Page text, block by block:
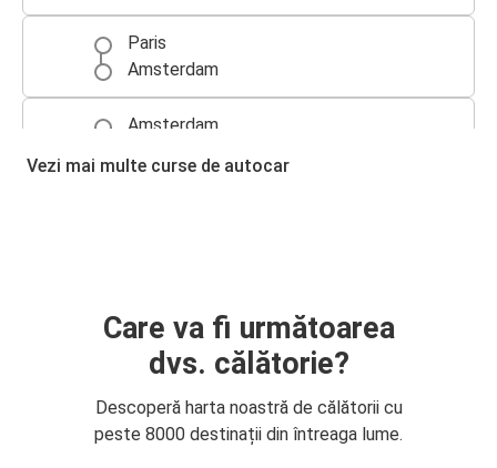
Paris
Amsterdam
Amsterdam
Amsterdam
Amsterdam
Anvers
Vezi mai multe curse de autocar
Care va fi următoarea
dvs. călătorie?
Descoperă harta noastră de călătorii cu
peste 8000 destinații din întreaga lume.